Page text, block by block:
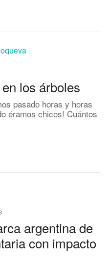
los árboles
pasado horas y horas
éramos chicos! Cuántos
argentina de
con impacto